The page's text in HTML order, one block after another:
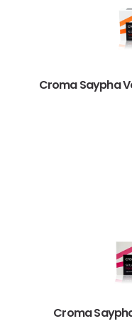
Croma Saypha
Croma